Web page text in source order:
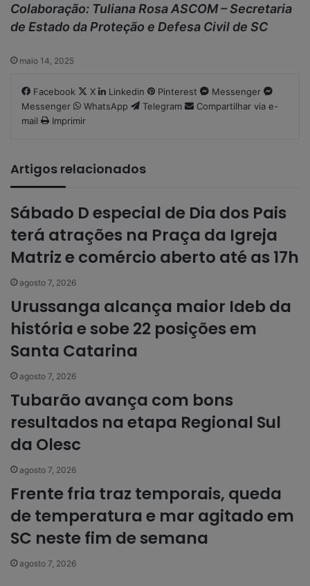
Colaboração: Tuliana Rosa ASCOM – Secretaria
de Estado da Proteção e Defesa Civil de SC
maio 14, 2025
Facebook X Linkedin Pinterest
Messenger
Messenger
WhatsApp Telegram
Compartilhar via e-
mail
Imprimir
Artigos relacionados
Sábado D especial de Dia dos Pais
terá atrações na Praça da Igreja
Matriz e comércio aberto até as 17h
agosto 7, 2026
Urussanga alcança maior Ideb da
história e sobe 22 posições em
Santa Catarina
agosto 7, 2026
Tubarão avança com bons
resultados na etapa Regional Sul
da Olesc
agosto 7, 2026
Frente fria traz temporais, queda
de temperatura e mar agitado em
SC neste fim de semana
agosto 7, 2026